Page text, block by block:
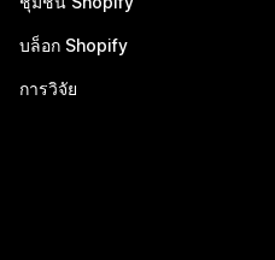
บล็อก Shopify
การวิจัย